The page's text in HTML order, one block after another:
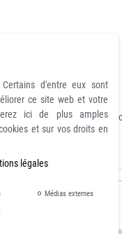
enlevé et remplacé par le
d'entre eux sont
ce site web et votre
ici de plus amples
et sur vos droits en
légales
Médias externes